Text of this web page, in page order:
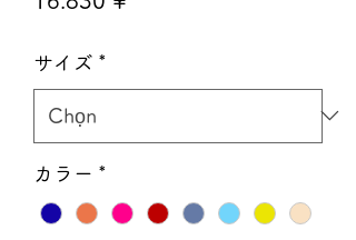
サイズ *
カラー *